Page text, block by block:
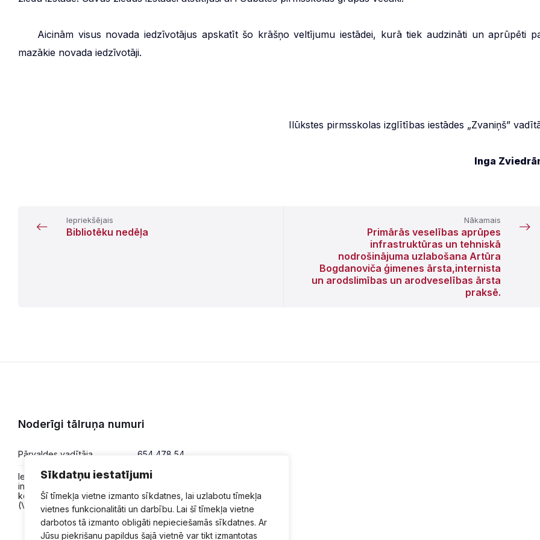
Sīkdatņu iestatījumi
Šī tīmekļa vietne izmanto sīkdatnes, lai uzlabotu tīmekļa
vietnes funkcionalitāti un darbību. Lai šī tīmekļa vietne
darbotos tā izmanto obligāti nepieciešamās sīkdatnes. Ar
Jūsu piekrišanu papildus šajā vietnē var tikt izmantotas
Aicinām visus novada iedzīvotājus apskatīt šo krāšņo veltījumu iestādei, kurā tiek audzināti un aprūpēti
mazākie novada iedzīvotāji.
Ilūkstes pirmsskolas izglītības iestādes „Zvaniņš”
Inga
Iepriekšējais
Bibliotēku nedēļa
Nākamais
Primārās veselības aprūpes
infrastruktūras un tehniskā
nodrošinājuma uzlabošana Artūra
Bogdanoviča ģimenes ārsta,internista
un arodslimības un arodveselības ārsta
praksē.
Noderīgi tālruņa numuri
Pārvaldes vadītāja 654 478 54
Iesniegumi,
informācija,
konsultācijas
(VPVKAC)
654 478 50